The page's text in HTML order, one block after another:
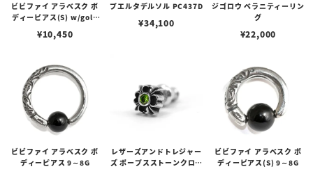
ビビファイ アラベスク ボ
ディーピアス(S) w/gold
¥10,450
プエルタデルソル PC437D
¥34,100
ジゴロウ ベラニティーリン
グ
¥22,000
ビビファイ アラベスク ボ
ディーピアス 9～8G
レザーズアンドトレジャー
ズ ポープスストーンクロス
ビビファイ アラベスク ボ
ディーピアス(S) 9～8G